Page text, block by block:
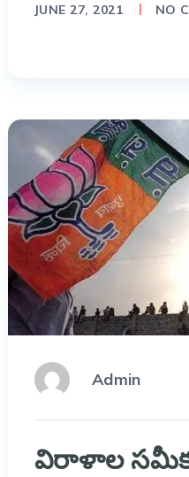
JUNE 27, 2021 NO
Admin
విరాళాల